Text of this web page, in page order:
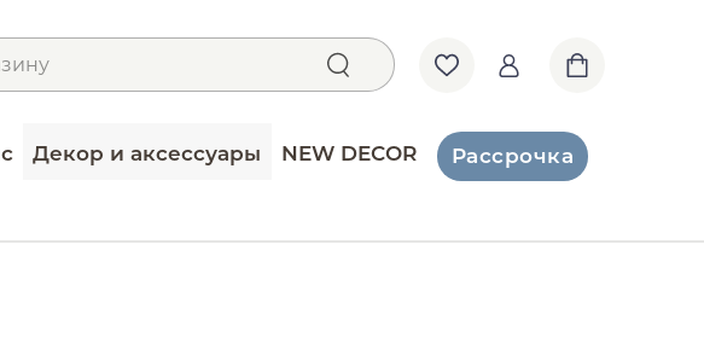
Декор и аксессуары NEW DECOR Рассрочка